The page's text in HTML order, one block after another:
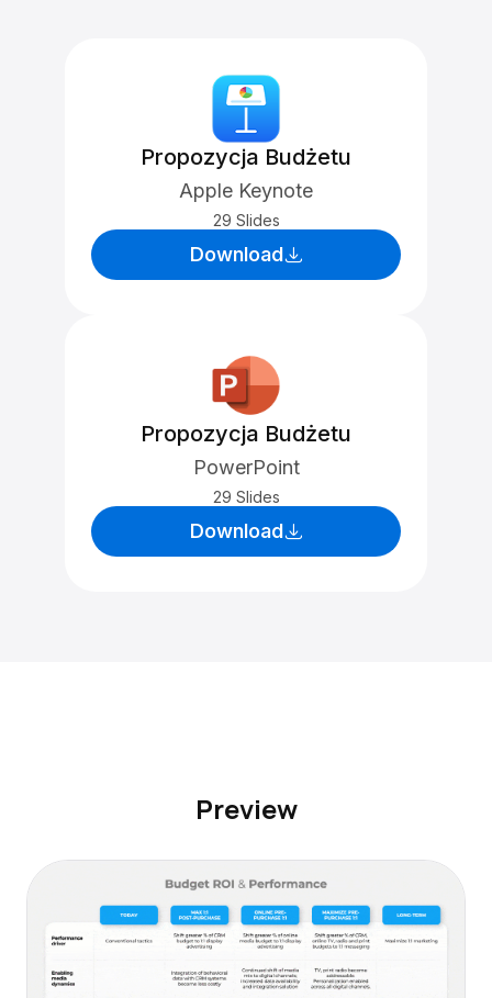
Propozycja Budżetu
Apple Keynote
29 Slides
Download
Propozycja Budżetu
PowerPoint
29 Slides
Download
Preview